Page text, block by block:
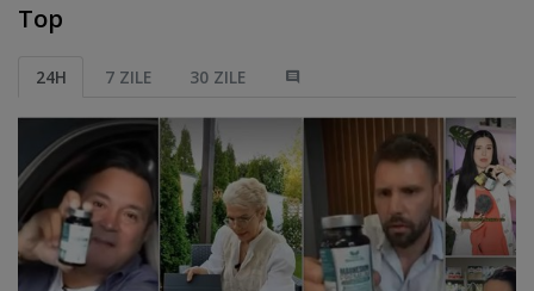
Top
24H 7 ZILE 30 ZILE